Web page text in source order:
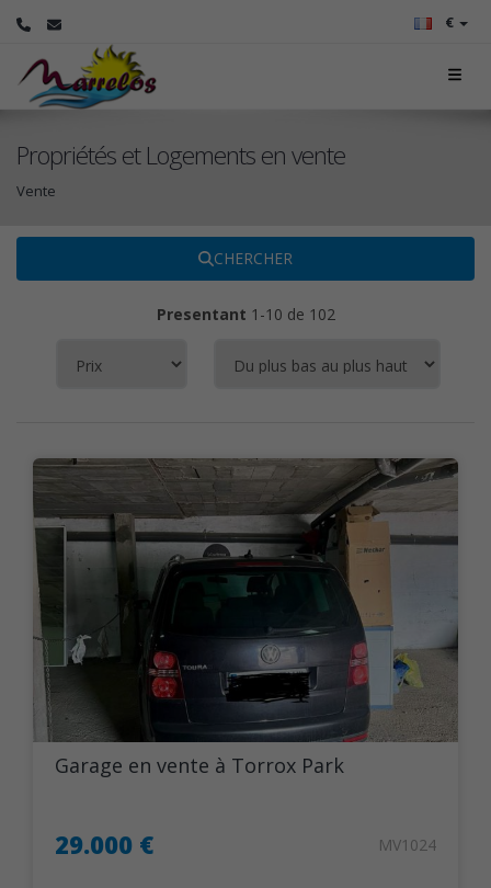
€
Propriétés et Logements en vente
Vente
CHERCHER
Presentant 1-10 de 102
Garage en vente à Torrox Park
29.000 € MV1024